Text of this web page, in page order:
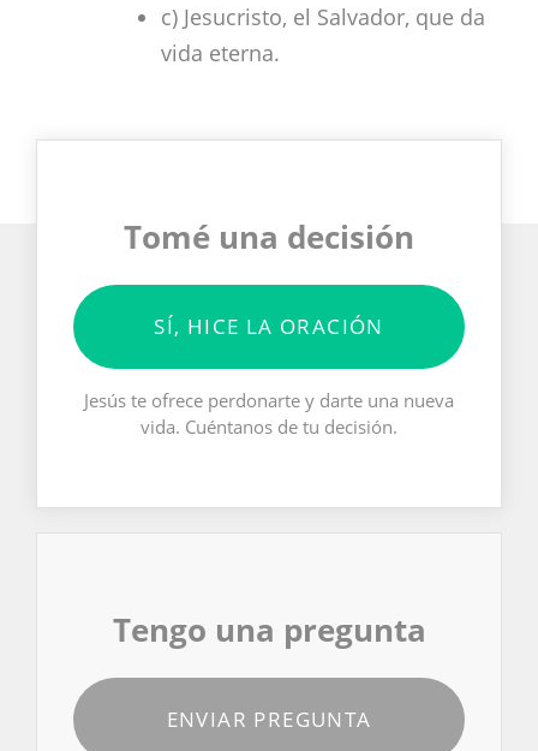
c) Jesucristo, el Salvador, que da
vida eterna.
Tomé una decisión
SÍ, HICE LA ORACIÓN
Jesús te ofrece perdonarte y darte una nueva
vida. Cuéntanos de tu decisión.
Tengo una pregunta
ENVIAR PREGUNTA